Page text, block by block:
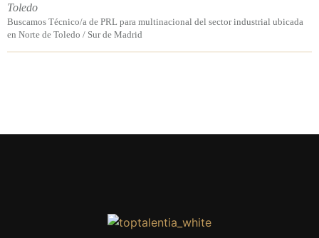
Toledo
Buscamos Técnico/a de PRL para multinacional del sector industrial ubicada
en Norte de Toledo / Sur de Madrid